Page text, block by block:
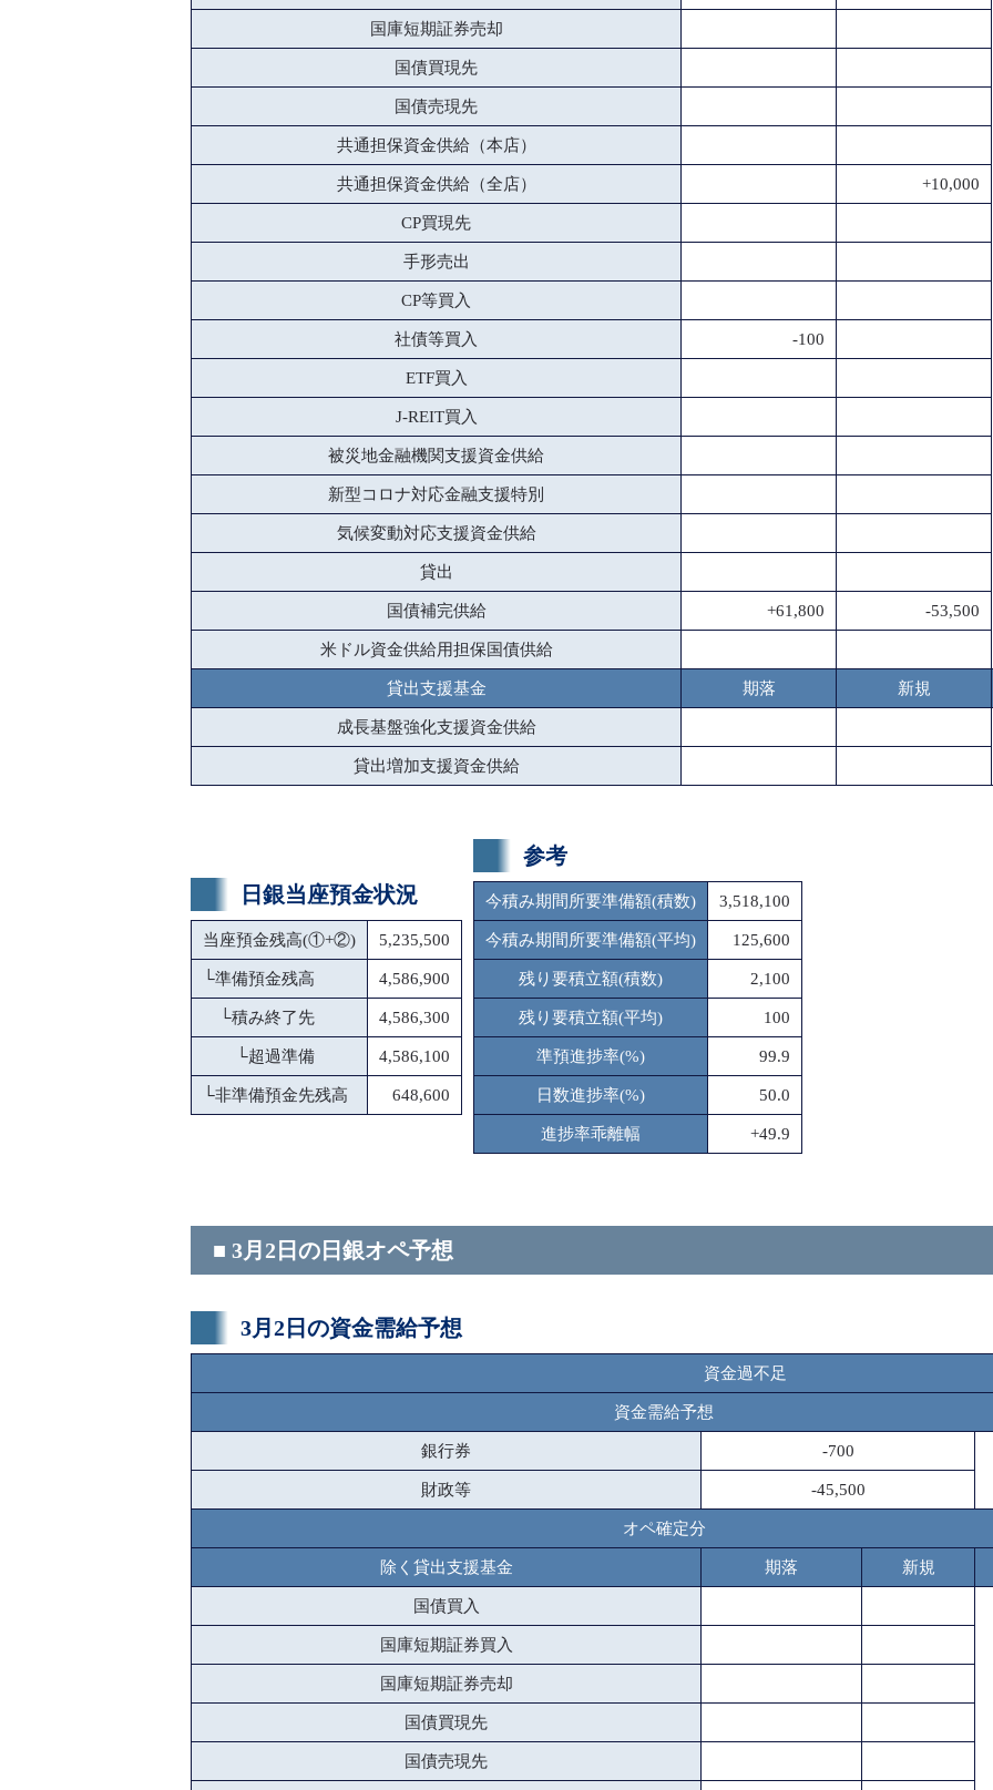
国庫短期証券売却
国債買現先
国債売現先
共通担保資金供給（本店）
共通担保資金供給（全店） +10,000
CP買現先
手形売出
CP等買入
社債等買入 -100
ETF買入
J-REIT買入
被災地金融機関支援資金供給
新型コロナ対応金融支援特別
気候変動対応支援資金供給
貸出
国債補完供給 +61,800 -53,500
米ドル資金供給用担保国債供給
貸出支援基金 期落 新規
成長基盤強化支援資金供給
貸出増加支援資金供給
日銀当座預金状況
当座預金残高(①+②) 5,235,500
└準備預金残高 4,586,900
└積み終了先 4,586,300
└超過準備 4,586,100
└非準備預金先残高 648,600
参考
今積み期間所要準備額(積数) 3,518,100
今積み期間所要準備額(平均) 125,600
残り要積立額(積数) 2,100
残り要積立額(平均) 100
準預進捗率(%) 99.9
日数進捗率(%) 50.0
進捗率乖離幅 +49.9
■ 3月2日の日銀オペ予想
3月2日の資金需給予想
資金過不足
資金需給予想
銀行券 -700
財政等 -45,500
オペ確定分
除く貸出支援基金 期落 新規
国債買入
国庫短期証券買入
国庫短期証券売却
国債買現先
国債売現先